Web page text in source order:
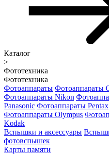
Каталог
>
Фототехника
Фототехника
Фотоаппараты Фотоаппараты
Фотоаппараты Nikon
Panasonic Фотоаппараты Pentax
Фотоаппараты Olympus
Kodak
Вспышки и аксессуары
фотовспышек
Карты памяти